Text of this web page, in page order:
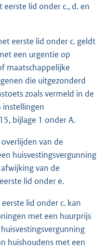
lid onder c., d. en
eerste lid onder c. geldt
een urgentie op
maatschappelijke
die uitgezonderd
zoals vermeld in de
instellingen
bijlage 1 onder A.
van de
huisvestingsvergunning
van de
lid onder e.
lid onder c. kan
met een huurprijs
huishoudens met een